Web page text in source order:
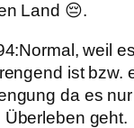
Land 😔.
weil
ist bzw.
da es
geht.